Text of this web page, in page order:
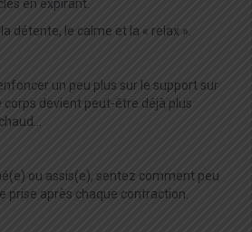
en expirant.
détente, le calme et la « relax ».
un peu plus sur le support sur
corps devient peut-être déjà plus
ou assis(e), sentez comment peu
prise après chaque contraction.